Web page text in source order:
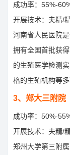
成功率：55%-
开展技术：夫精/
河南省人民医院
拥有全国首批获
的生殖医学检测
格的生殖机构等多
3、郑大三附院
成功率：50%-
开展技术：夫精/
郑州大学第三附